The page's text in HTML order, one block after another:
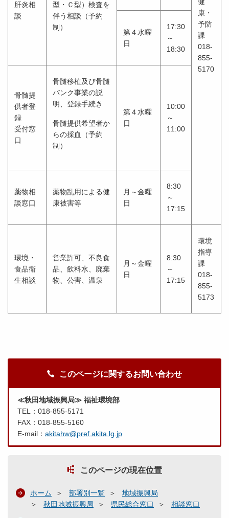
康・
予防
課
018-
855-
5170
肝炎相
談
型・Ｃ型）検査を
伴う相談（予約
制）
第４水曜
日
17:30
～
18:30
骨髄提
供者登
録
受付窓
口
骨髄移植及び骨髄
バンク事業の説
明、登録手続き
骨髄提供希望者か
らの採血（予約
制）
第４水曜
日
10:00
～
11:00
薬物相
談窓口
薬物乱用による健
康被害等
月～金曜
日
8:30
～
17:15
環境・
食品衛
生相談
営業許可、不良食
品、飲料水、廃棄
物、公害、温泉
月～金曜
日
8:30
～
17:15
環境
指導
課
018-
855-
5173
このページに関するお問い合わせ
≪秋田地域振興局≫ 福祉環境部
TEL：018-855-5171
FAX：018-855-5160
E-mail： akitahw@pref.akita.lg.jp
このページの現在位置
ホーム 部署別一覧
地域振興局
秋田地域振興局
県民総合窓口 相談窓口